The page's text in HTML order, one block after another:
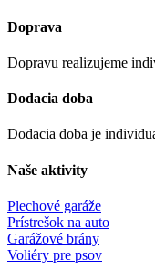
Doprava
Dopravu realizujeme
Dodacia doba
Dodacia doba je
Naše aktivity
Plechové garáže
Prístrešok na auto
Garážové brány
Voliéry pre psov